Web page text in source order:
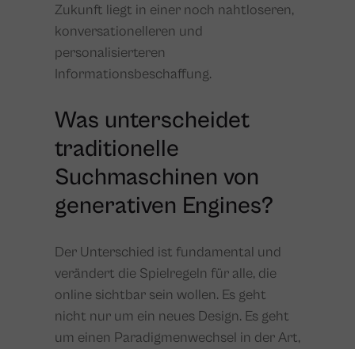
Zukunft liegt in einer noch nahtloseren,
konversationelleren und
personalisierteren
Informationsbeschaffung.
Was unterscheidet
traditionelle
Suchmaschinen von
generativen Engines?
Der Unterschied ist fundamental und
verändert die Spielregeln für alle, die
online sichtbar sein wollen. Es geht
nicht nur um ein neues Design. Es geht
um einen Paradigmenwechsel in der Art,